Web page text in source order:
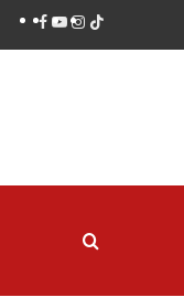
facebook
youtube
instagram
tiktok